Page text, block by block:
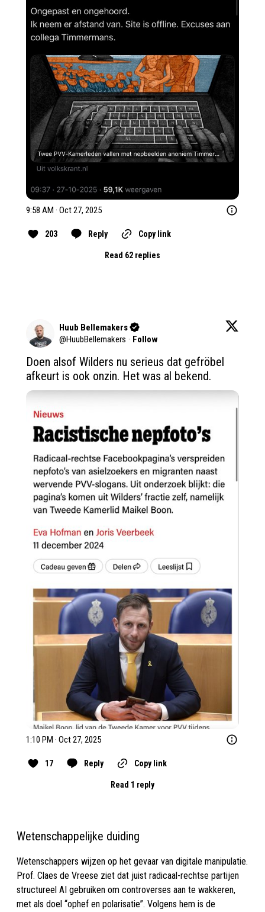
9:58 AM · Oct 27, 2025
203 Reply Copy link
Read 62 replies
Huub Bellemakers
@HuubBellemakers · Follow
Doen alsof Wilders nu serieus dat gefröbel
afkeurt is ook onzin. Het was al bekend.
1:10 PM · Oct 27, 2025
17 Reply Copy link
Read 1 reply
Wetenschappelijke duiding
Wetenschappers wijzen op het gevaar van digitale manipulatie.
Prof. Claes de Vreese ziet dat juist radicaal-rechtse partijen
structureel AI gebruiken om controverses aan te wakkeren,
met als doel “ophef en polarisatie”. Volgens hem is de